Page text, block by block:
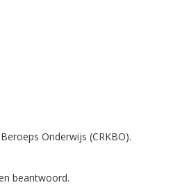
Onderwijs (CRKBO).
beantwoord.